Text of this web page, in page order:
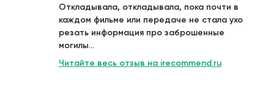
Откладывала, откладывала, пока почти в
каждом фильме или передаче не стала ухо
резать информация про заброшенные
могилы...
Читайте весь отзыв на irecommend.ru